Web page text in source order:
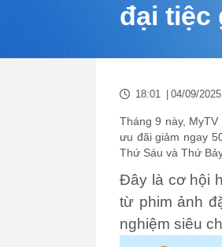
đại tiệc
18:01 04/09/2025
Tháng 9 này,
ưu đãi giảm ngay
Thứ Sáu và Thứ
Đây là cơ hội
từ phim ảnh
nghiệm siêu